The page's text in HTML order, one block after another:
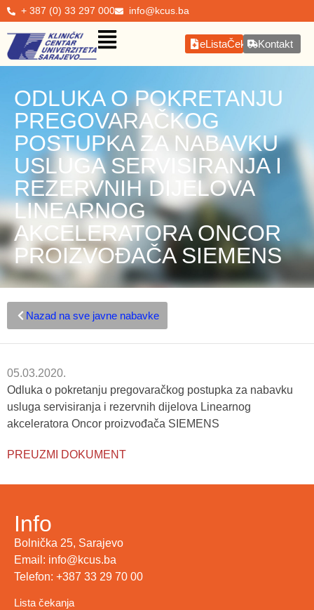
+ 387 (0) 33 297 000 info@kcus.ba
eListaČekanjaKontakt
ODLUKA O POKRETANJU
PREGOVARAČKOG
POSTUPKA ZA NABAVKU
USLUGA SERVISIRANJA I
REZERVNIH DIJELOVA
LINEARNOG
AKCELERATORA ONCOR
PROIZVOĐAČA SIEMENS
Nazad na sve javne nabavke
05.03.2020.
Odluka o pokretanju pregovaračkog postupka za nabavku
usluga servisiranja i rezervnih dijelova Linearnog
akceleratora Oncor proizvođača SIEMENS
PREUZMI DOKUMENT
Info
Bolnička 25, Sarajevo
Email: info@kcus.ba
Telefon: +387 33 29 70 00
Lista čekanja